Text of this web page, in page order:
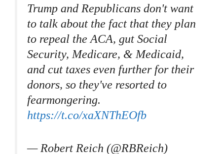
Trump and Republicans don't want
to talk about the fact that they plan
to repeal the ACA, gut Social
Security, Medicare, & Medicaid,
and cut taxes even further for their
donors, so they've resorted to
fearmongering.
https://t.co/xaXNThEOfb
— Robert Reich (@RBReich)